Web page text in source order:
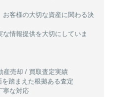
客様の大切な資産に関わる決
情報提供を大切にしていま
産売却 / 買取査定実績
踏まえた根拠ある査定
寧な対応